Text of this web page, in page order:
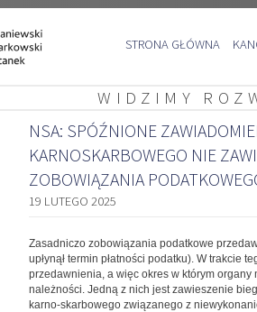
Przejdź
STRONA GŁÓWNA
WIDZIMY
NSA: SPÓŹNIONE
KARNOSKARBOWEGO NIE
ZOBOWIĄZANIA
19 LUTEGO 2025
Zasadniczo zobowiązania podatkowe
upłynął termin płatności podatku). W trakcie
przedawnienia, a więc okres w którym
należności. Jedną z nich jest zawieszenie
karno-skarbowego związanego z